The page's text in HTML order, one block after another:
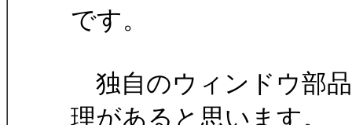
です。
独自のウィンドウ部
理があると思います。